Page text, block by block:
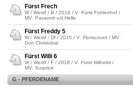
Fürst Frech
W / Westf / B / 2016 / V: Fürst Fohlenhof /
MV: Pavarotti v.d.Helle
Fürst Freddy 5
W / Westf / Df / 2015 / V: Floriscount / MV:
Don Christobal
Fürst Willi 6
W / Westf / F / 2018 / V: Fürst Wilhelm /
MV: Surprice
G - PFERDENAME